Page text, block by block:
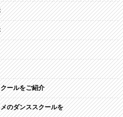
ールをご紹介
のダンススクールを